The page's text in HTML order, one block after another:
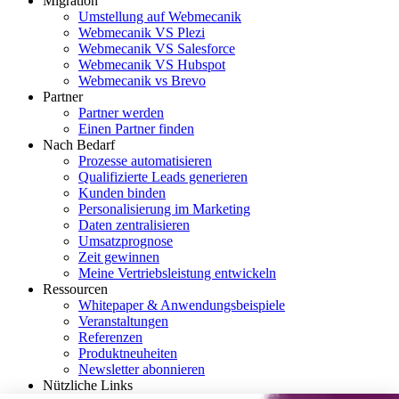
Umstellung auf Webmecanik
Webmecanik VS Plezi
Webmecanik VS Salesforce
Webmecanik VS Hubspot
Webmecanik vs Brevo
Partner
Partner werden
Einen Partner finden
Nach Bedarf
Prozesse automatisieren
Qualifizierte Leads generieren
Kunden binden
Personalisierung im Marketing
Daten zentralisieren
Umsatzprognose
Zeit gewinnen
Meine Vertriebsleistung entwickeln
Ressourcen
Whitepaper & Anwendungsbeispiele
Veranstaltungen
Referenzen
Produktneuheiten
Newsletter abonnieren
Nützliche Links